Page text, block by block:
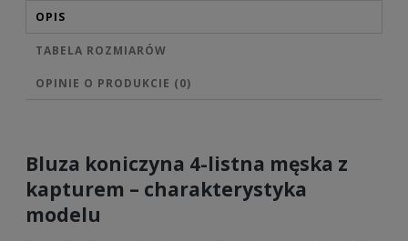
OPIS
TABELA ROZMIARÓW
OPINIE O PRODUKCIE (0)
Bluza koniczyna 4-listna męska z
kapturem – charakterystyka
modelu